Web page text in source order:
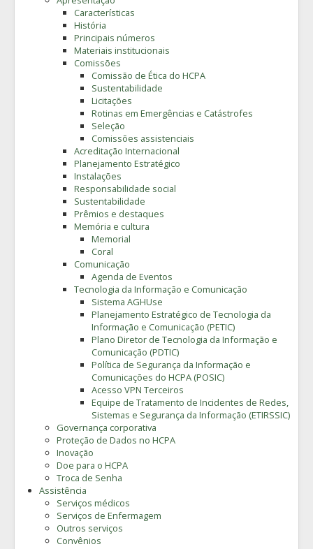
Características
História
Principais números
Materiais institucionais
Comissões
Comissão de Ética do HCPA
Sustentabilidade
Licitações
Rotinas em Emergências e Catástrofes
Seleção
Comissões assistenciais
Acreditação Internacional
Planejamento Estratégico
Instalações
Responsabilidade social
Sustentabilidade
Prêmios e destaques
Memória e cultura
Memorial
Coral
Comunicação
Agenda de Eventos
Tecnologia da Informação e Comunicação
Sistema AGHUse
Planejamento Estratégico de Tecnologia da
Informação e Comunicação (PETIC)
Plano Diretor de Tecnologia da Informação e
Comunicação (PDTIC)
Política de Segurança da Informação e
Comunicações do HCPA (POSIC)
Acesso VPN Terceiros
Equipe de Tratamento de Incidentes de Redes,
Sistemas e Segurança da Informação (ETIRSSIC)
Governança corporativa
Proteção de Dados no HCPA
Inovação
Doe para o HCPA
Troca de Senha
Assistência
Serviços médicos
Serviços de Enfermagem
Outros serviços
Convênios